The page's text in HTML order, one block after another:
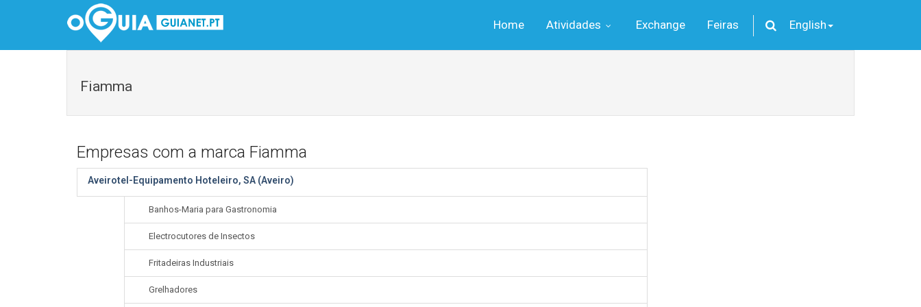
Home Atividades Exchange Feiras English
Fiamma
Empresas com a marca Fiamma
Aveirotel-Equipamento Hoteleiro, SA (Aveiro)
Banhos-Maria para Gastronomia
Electrocutores de Insectos
Fritadeiras Industriais
Grelhadores